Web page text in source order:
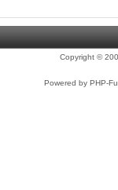
Copyright ©
Powered by PHP-